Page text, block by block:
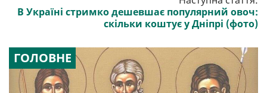
В Україні стримко дешевшає популярний овоч:
скільки коштує у Дніпрі (фото)
ГОЛОВНЕ